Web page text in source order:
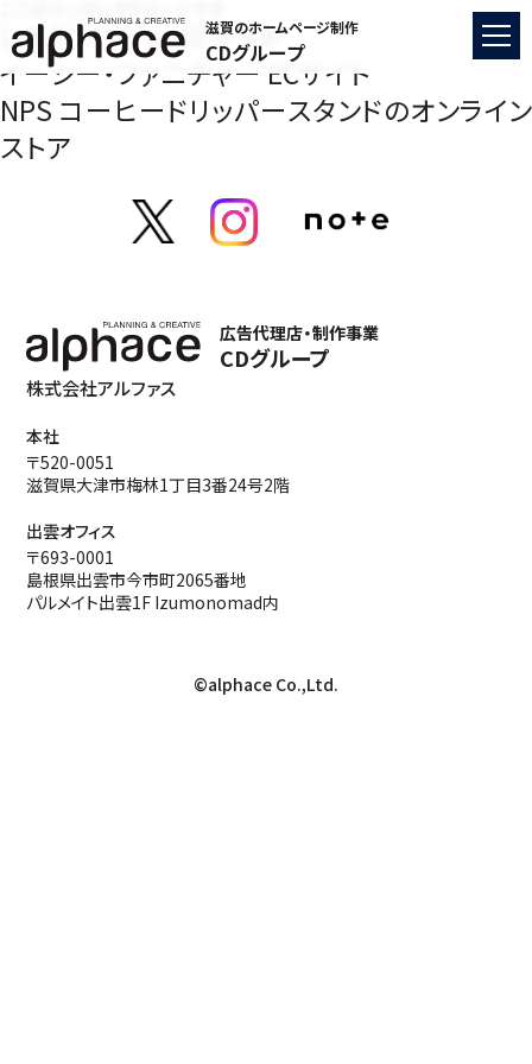
滋賀のホームページ制作
CDグループ
しまだファーム ECサイト
イーシー・ファニチャー ECサイト
NPS コーヒードリッパースタンドのオンライン
ストア
広告代理店・制作事業
CDグループ
株式会社アルファス
本社
〒520-0051
滋賀県大津市梅林1丁目3番24号2階
出雲オフィス
〒693-0001
島根県出雲市今市町2065番地
パルメイト出雲1F Izumonomad内
©alphace Co.,Ltd.